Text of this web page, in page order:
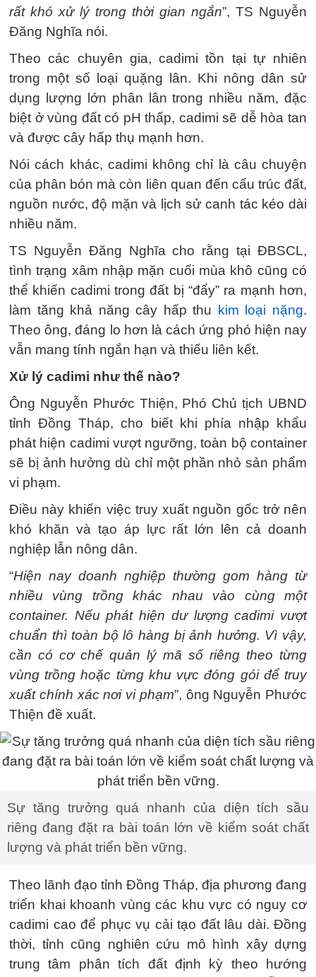
rất khó xử lý trong thời gian ngắn”, TS Nguyễn
Đăng Nghĩa nói.
Theo các chuyên gia, cadimi tồn tại tự nhiên
trong một số loại quặng lân. Khi nông dân sử
dụng lượng lớn phân lân trong nhiều năm, đặc
biệt ở vùng đất có pH thấp, cadimi sẽ dễ hòa tan
và được cây hấp thụ mạnh hơn.
Nói cách khác, cadimi không chỉ là câu chuyện
của phân bón mà còn liên quan đến cấu trúc đất,
nguồn nước, độ mặn và lịch sử canh tác kéo dài
nhiều năm.
TS Nguyễn Đăng Nghĩa cho rằng tại ĐBSCL,
tình trạng xâm nhập mặn cuối mùa khô cũng có
thể khiến cadimi trong đất bị “đẩy” ra mạnh hơn,
làm tăng khả năng cây hấp thu
kim loại nặng.
Theo ông, đáng lo hơn là cách ứng phó hiện nay
vẫn mang tính ngắn hạn và thiếu liên kết.
Xử lý cadimi như thế nào?
Ông Nguyễn Phước Thiện, Phó Chủ tịch UBND
tỉnh Đồng Tháp, cho biết khi phía nhập khẩu
phát hiện cadimi vượt ngưỡng, toàn bộ container
sẽ bị ảnh hưởng dù chỉ một phần nhỏ sản phẩm
vi phạm.
Điều này khiến việc truy xuất nguồn gốc trở nên
khó khăn và tạo áp lực rất lớn lên cả doanh
nghiệp lẫn nông dân.
“Hiện nay doanh nghiệp thường gom hàng từ
nhiều vùng trồng khác nhau vào cùng một
container. Nếu phát hiện dư lượng cadimi vượt
chuẩn thì toàn bộ lô hàng bị ảnh hưởng. Vì vậy,
cần có cơ chế quản lý mã số riêng theo từng
vùng trồng hoặc từng khu vực đóng gói để truy
xuất chính xác nơi vi phạm”, ông Nguyễn Phước
Thiện đề xuất.
Sự tăng trưởng quá nhanh của diện tích sầu
riêng đang đặt ra bài toán lớn về kiểm soát chất
lượng và phát triển bền vững.
Theo lãnh đạo tỉnh Đồng Tháp, địa phương đang
triển khai khoanh vùng các khu vực có nguy cơ
cadimi cao để phục vụ cải tạo đất lâu dài. Đồng
thời, tỉnh cũng nghiên cứu mô hình xây dựng
trung tâm phân tích đất định kỳ theo hướng